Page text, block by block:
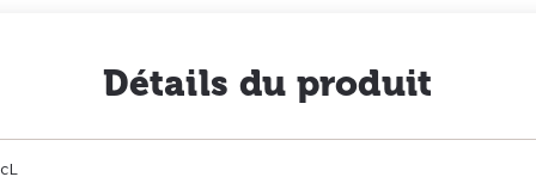
Détails du produit